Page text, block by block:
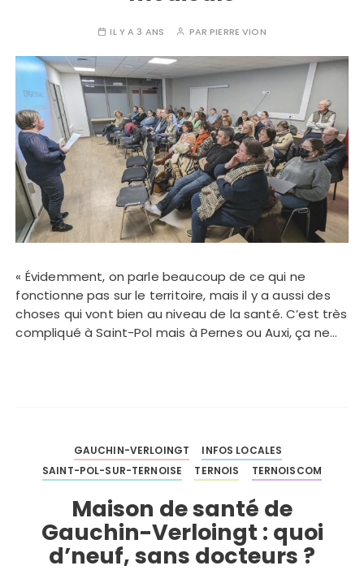
IL Y A 3 ANS PARPIERRE VION
« Évidemment, on parle beaucoup de ce qui ne
fonctionne pas sur le territoire, mais il y a aussi des
choses qui vont bien au niveau de la santé. C’est très
compliqué à Saint-Pol mais à Pernes ou Auxi, ça ne…
GAUCHIN-VERLOINGT
INFOS LOCALES
SAINT-POL-SUR-TERNOISE
TERNOIS TERNOISCOM
Maison de santé de
Gauchin-Verloingt : quoi
d’neuf, sans docteurs ?